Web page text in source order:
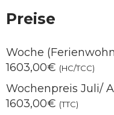
Preise
Woche
1603,00€ (HC/TCC)
Wochenpreis Juli/
1603,00€ (TTC)